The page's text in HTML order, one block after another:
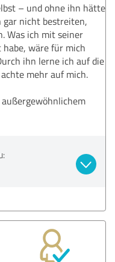
– und ohne ihn hätte
nicht bestreiten,
Was ich mit seiner
wäre für mich
ihn lerne ich auf die
mehr auf mich.